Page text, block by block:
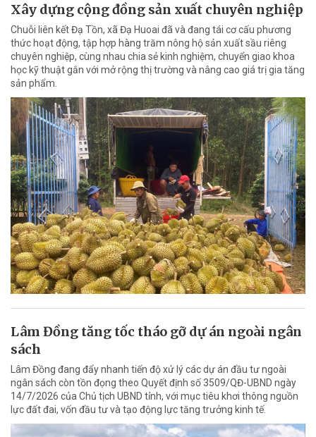
Xây dựng cộng đồng sản xuất chuyên nghiệp
Chuỗi liên kết Đạ Tồn, xã Đạ Huoai đã và đang tái cơ cấu phương
thức hoạt động, tập hợp hàng trăm nông hộ sản xuất sầu riêng
chuyên nghiệp, cùng nhau chia sẻ kinh nghiệm, chuyển giao khoa
học kỹ thuật gắn với mở rộng thị trường và nâng cao giá trị gia tăng
sản phẩm.
Lâm Đồng tăng tốc tháo gỡ dự án ngoài ngân
sách
Lâm Đồng đang đẩy nhanh tiến độ xử lý các dự án đầu tư ngoài
ngân sách còn tồn đọng theo Quyết định số 3509/QĐ-UBND ngày
14/7/2026 của Chủ tịch UBND tỉnh, với mục tiêu khơi thông nguồn
lực đất đai, vốn đầu tư và tạo động lực tăng trưởng kinh tế.